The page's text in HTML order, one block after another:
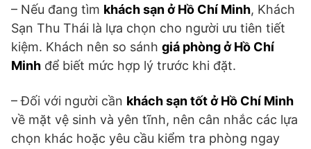
– Nếu đang tìm khách sạn ở Hồ Chí Minh, Khách
Sạn Thu Thái là lựa chọn cho người ưu tiên tiết
kiệm. Khách nên so sánh giá phòng ở Hồ Chí
Minh để biết mức hợp lý trước khi đặt.
– Đối với người cần khách sạn tốt ở Hồ Chí Minh
về mặt vệ sinh và yên tĩnh, nên cân nhắc các lựa
chọn khác hoặc yêu cầu kiểm tra phòng ngay